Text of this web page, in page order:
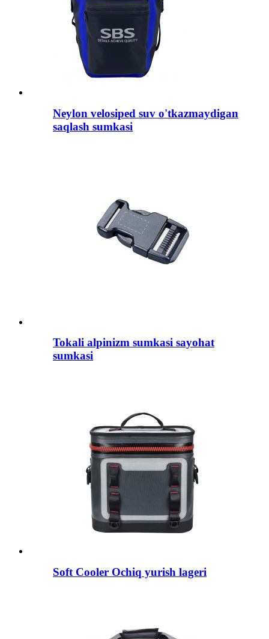
Neylon velosiped suv o'tkazmaydigan
saqlash sumkasi
Tokali alpinizm sumkasi sayohat
sumkasi
Soft Cooler Ochiq yurish lageri